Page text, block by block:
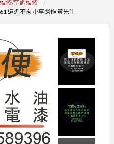
修/空調維修
遠近不拘 小事照作 黃先生